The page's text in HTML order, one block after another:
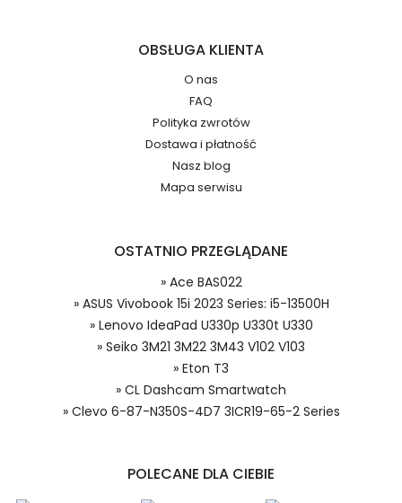
Dzięki ochronie kupujących w
systemie PayPal możesz odzyskać
całkowitą wartość zakupu, jeśli
zakupiony przedmiot do Ciebie nie
dotrze lub będzie się znacznie różnić
od opisu.
Numer produktu ładowarki
Model urządzenia
Numer produktu baterii
Jak przedłużyć żywotność Baterie do Laptopów
ASUS Vivobook 15i 2023 Series: i5-13500H?
13500H Baterie do Laptopów, Alternatywna bateria do
OBSŁUGA KLIENTA
O nas
FAQ
Polityka zwrotów
Dostawa i płatność
Nasz blog
Mapa serwisu
OSTATNIO PRZEGLĄDANE
» Ace BAS022
» ASUS Vivobook 15i 2023 Series: i5-13500H
» Lenovo IdeaPad U330p U330t U330
» Seiko 3M21 3M22 3M43 V102 V103
» Eton T3
» CL Dashcam Smartwatch
» Clevo 6-87-N350S-4D7 3ICR19-65-2 Series
POLECANE DLA CIEBIE